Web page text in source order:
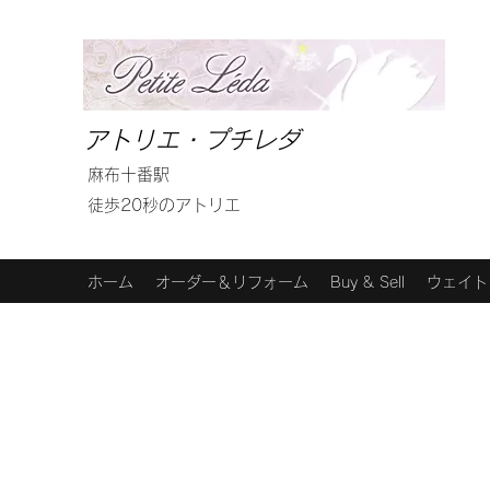
アトリエ・プチレダ
麻布十番駅
徒歩20秒のアトリエ
ホーム オーダー＆リフォーム Buy & Sell ウェイ